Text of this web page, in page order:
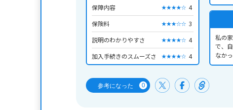
保障内容 ★★★★☆ 4
保険料
★★★☆☆ 3
説明のわかりやすさ
★★★★☆ 4
加入手続きのスムーズさ
★★★★☆ 4
私の
で、
なか
参考になった 0